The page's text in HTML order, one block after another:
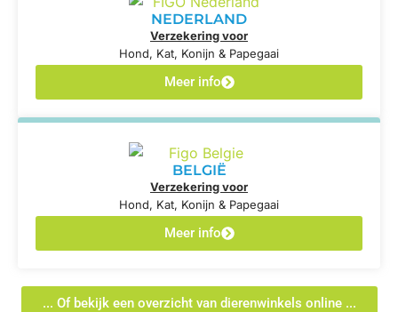
NEDERLAND
Verzekering voor
Hond, Kat, Konijn & Papegaai
Meer info
BELGIË
Verzekering voor
Hond, Kat, Konijn & Papegaai
Meer info
... Of bekijk een overzicht van dierenwinkels online ...